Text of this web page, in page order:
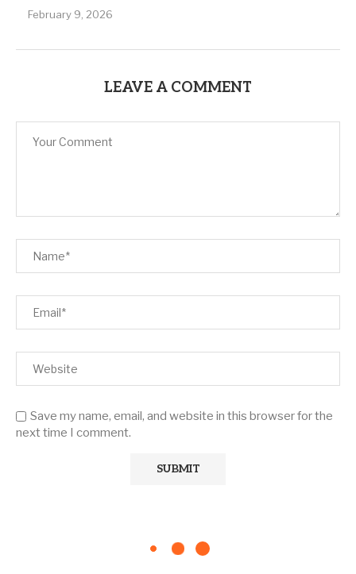
February 9, 2026
LEAVE A COMMENT
Save my name, email, and website in this browser for the
next time I comment.